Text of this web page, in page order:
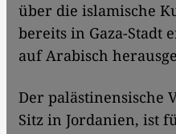
über die islamische
bereits in Gaza-Stadt
auf Arabisch
Der palästinensische
Sitz in Jordanien, ist